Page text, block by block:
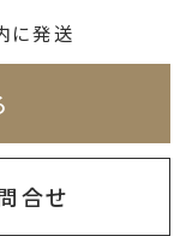
ください
に発送
合せ